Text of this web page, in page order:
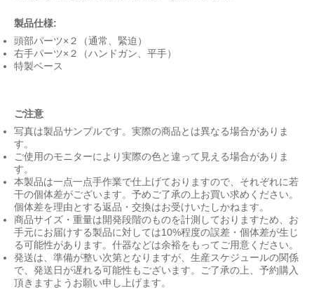
製品仕様:
頭部パーツ×２（通常、緊迫）
右手パーツ×２（ハンドガン、平手）
特製ベース
ご注意
写真は製品サンプルです。実際の商品とは異なる場合がありま
す。
ご使用のモニターにより実際の色と違って見える場合がありま
す。
本製品は一点一点手作業で仕上げておりますので、それぞれに若
干の個体差がございます。予めご了承の上お買い求めください。
個体差を理由とする返品・交換はお受けいたしかねます。
商品サイズ・重量は開発段階のものを計測しておりますため、お
手元にお届けする製品に対しては10%程度の誤差・個体差が生じ
る可能性があります。什器などは余裕をもってご用意ください。
発送は、準備が整い次第となりますが、生産スケジュールの関係
で、発送日が遅れる可能性もございます。ご了承の上、予約購入
頂きますようお願い申し上げます。